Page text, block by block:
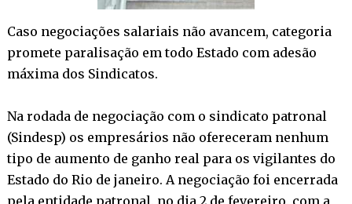
Caso negociações salariais não avancem, categoria
promete paralisação em todo Estado com adesão
máxima dos Sindicatos.
Na rodada de negociação com o sindicato patronal
(Sindesp) os empresários não ofereceram nenhum
tipo de aumento de ganho real para os vigilantes do
Estado do Rio de janeiro. A negociação foi encerrada
pela entidade patronal, no dia 2 de fevereiro, com a